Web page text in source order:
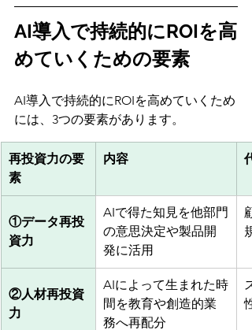
AI導入で持続的にROIを高
めていくための要素
AI導入で持続的にROIを高めていくため
には、3つの要素があります。
再投資力の要
素
内容
①データ再投
資力
AIで得た知見を他部門
の意思決定や製品開
発に活用
②人材再投資
力
AIによって生まれた時
間を教育や創造的業
務へ再配分